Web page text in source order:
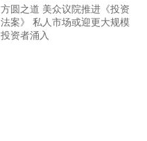
方圆之道 美众议院推进《投资
法案》 私人市场或迎更大规模
投资者涌入